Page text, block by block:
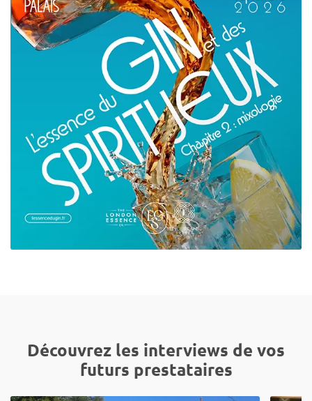
Découvrez les interviews de vos
futurs prestataires